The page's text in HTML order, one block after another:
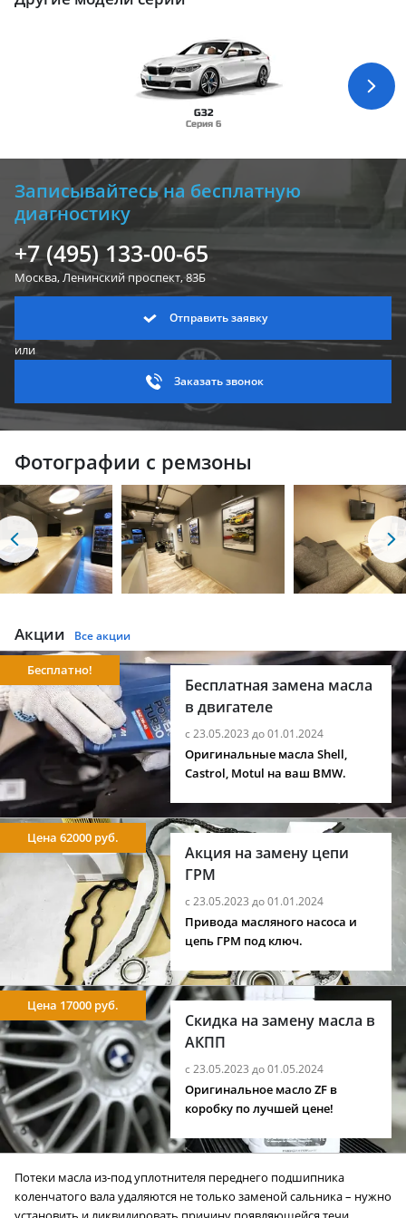
G32
Серия 6
Записывайтесь на бесплатную
диагностику
+7 (495) 133-00-65
Москва, Ленинскийпроспект, 83Б
Отправить заявку
или
Заказать звонок
Фотографии с ремзоны
Акции Все акции
Бесплатная замена масла
в двигателе
с 23.05.2023 до 01.01.2024
Бесплатно!
Оригинальные масла Shell,
Castrol, Motul на ваш BMW.
Акция на замену цепи
ГРМ
с 23.05.2023 до 01.01.2024
Цена 62000 руб.
Привода масляного насоса и
цепь ГРМ под ключ.
Скидка на замену масла в
АКПП
с 23.05.2023 до 01.05.2024
Цена 17000 руб.
Оригинальное масло ZF в
коробку по лучшей цене!
Потеки масла из-под уплотнителя переднего подшипника
коленчатого вала удаляются не только заменой сальника – нужно